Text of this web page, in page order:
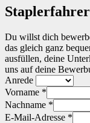
Master-Vendor-
Bescheinigungen &
Du willst dich
das gleich ganz
ausfüllen, deine
uns auf deine
Anrede
Vorname *
Nachname *
E-Mail-Adresse *